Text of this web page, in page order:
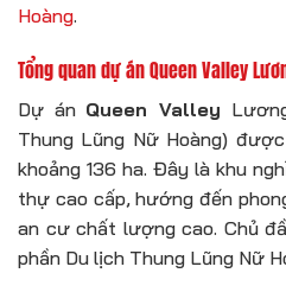
Hoàng.
Tổng quan dự án Queen Valley
Dự án Queen Valley
Thung Lũng Nữ Hoàng)
khoảng 136 ha. Đây là khu
thự cao cấp, hướng đến
an cư chất lượng cao. Chủ
phần Du lịch Thung Lũng Nữ